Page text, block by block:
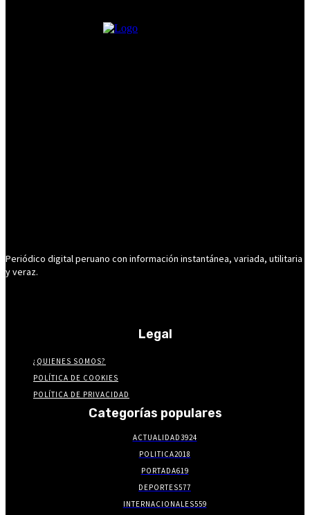
Periódico digital peruano con información instantánea, variada, utilitaria
y veraz.
Legal
¿QUIENES SOMOS?
POLÍTICA DE COOKIES
POLÍTICA DE PRIVACIDAD
Categorías populares
ACTUALIDAD3924
POLITICA2018
PORTADA619
DEPORTES577
INTERNACIONALES559